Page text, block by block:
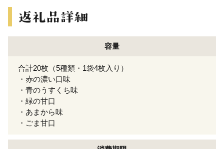
容量
合計20枚（5種類・1袋4枚入り）
・赤の濃い口味
・青のうすくち味
・緑の甘口
・あまから味
・ごま甘口